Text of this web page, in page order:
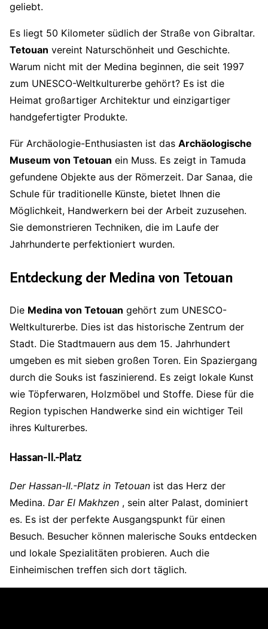
geliebt.
Es liegt 50 Kilometer südlich der Straße von Gibraltar.
Tetouan vereint Naturschönheit und Geschichte.
Warum nicht mit der Medina beginnen, die seit 1997
zum UNESCO-Weltkulturerbe gehört? Es ist die
Heimat großartiger Architektur und einzigartiger
handgefertigter Produkte.
Für Archäologie-Enthusiasten ist das Archäologische
Museum von Tetouan ein Muss. Es zeigt in Tamuda
gefundene Objekte aus der Römerzeit. Dar Sanaa, die
Schule für traditionelle Künste, bietet Ihnen die
Möglichkeit, Handwerkern bei der Arbeit zuzusehen.
Sie demonstrieren Techniken, die im Laufe der
Jahrhunderte perfektioniert wurden.
Entdeckung der Medina von Tetouan
Die Medina von Tetouan gehört zum UNESCO-
Weltkulturerbe. Dies ist das historische Zentrum der
Stadt. Die Stadtmauern aus dem 15. Jahrhundert
umgeben es mit sieben großen Toren. Ein Spaziergang
durch die Souks ist faszinierend. Es zeigt lokale Kunst
wie Töpferwaren, Holzmöbel und Stoffe. Diese für die
Region typischen Handwerke sind ein wichtiger Teil
ihres Kulturerbes.
Hassan-II.-Platz
Der Hassan-II.-Platz in Tetouan ist das Herz der
Medina. Dar El Makhzen , sein alter Palast, dominiert
es. Es ist der perfekte Ausgangspunkt für einen
Besuch. Besucher können malerische Souks entdecken
und lokale Spezialitäten probieren. Auch die
Einheimischen treffen sich dort täglich.